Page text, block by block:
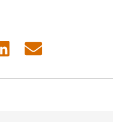
Share
Share